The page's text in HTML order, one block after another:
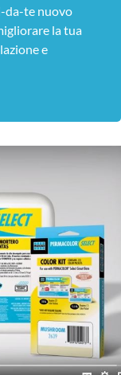
da-te nuovo
la tua
e